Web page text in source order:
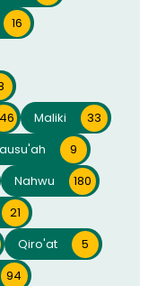
16
Maliki
33
9
Nahwu
180
21
Qiro'at
5
94